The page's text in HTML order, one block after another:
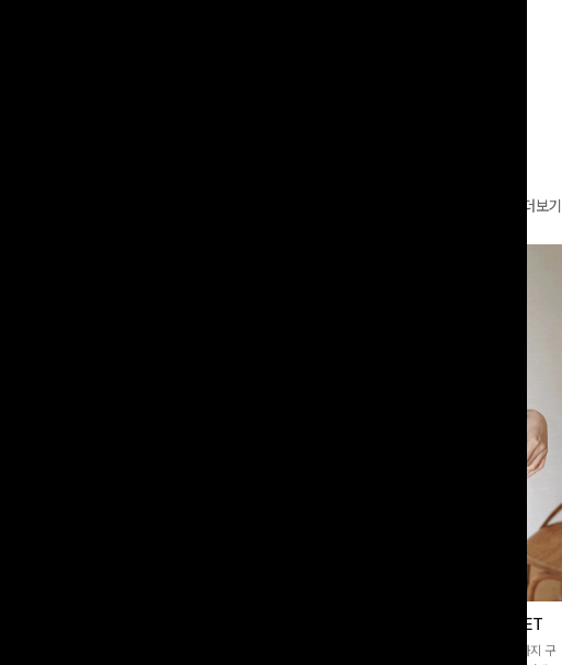
더보기
필딩버튼 카라블라우스+와이드팬츠SET
[SET PICK]버튼 카라 블라우스와 팬츠, 스트랩까지 구